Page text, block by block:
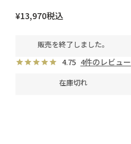
¥13,970税込
販売を終了しました。
4.75 4件のレビュー
在庫切れ